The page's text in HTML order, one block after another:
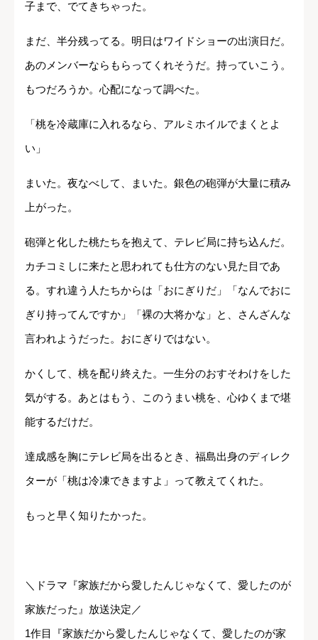
子まで、でてきちゃった。
まだ、半分残ってる。明日はワイドショーの出演日だ。
あのメンバーならもらってくれそうだ。持っていこう。
もつだろうか。心配になって調べた。
「桃を冷蔵庫に入れるなら、アルミホイルでまくとよ
い」
まいた。夜なべして、まいた。銀色の砲弾が大量に積み
上がった。
砲弾と化した桃たちを抱えて、テレビ局に持ち込んだ。
カチコミしに来たと思われても仕方のない見た目であ
る。すれ違う人たちからは「おにぎりだ」「なんでおに
ぎり持ってんですか」「裸の大将かな」と、さんざんな
言われようだった。おにぎりではない。
かくして、桃を配り終えた。一生分のおすそわけをした
気がする。あとはもう、このうまい桃を、心ゆくまで堪
能するだけだ。
達成感を胸にテレビ局を出るとき、福島出身のディレク
ターが「桃は冷凍できますよ」って教えてくれた。
もっと早く知りたかった。
＼ドラマ『家族だから愛したんじゃなくて、愛したのが
家族だった』放送決定／
1作目『家族だから愛したんじゃなくて、愛したのが家